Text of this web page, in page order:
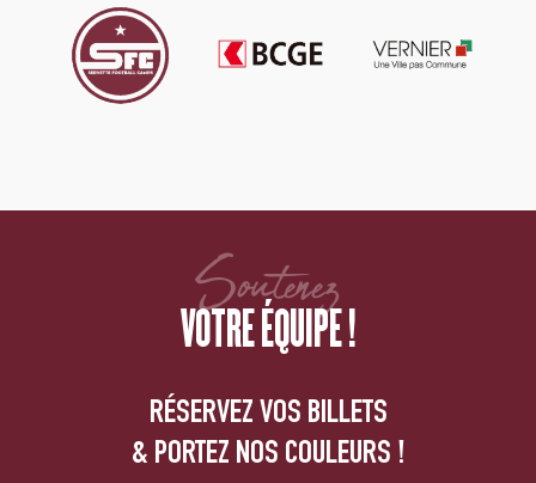
Soutenez
VOTRE ÉQUIPE !
RÉSERVEZ VOS BILLETS
& PORTEZ NOS COULEURS !